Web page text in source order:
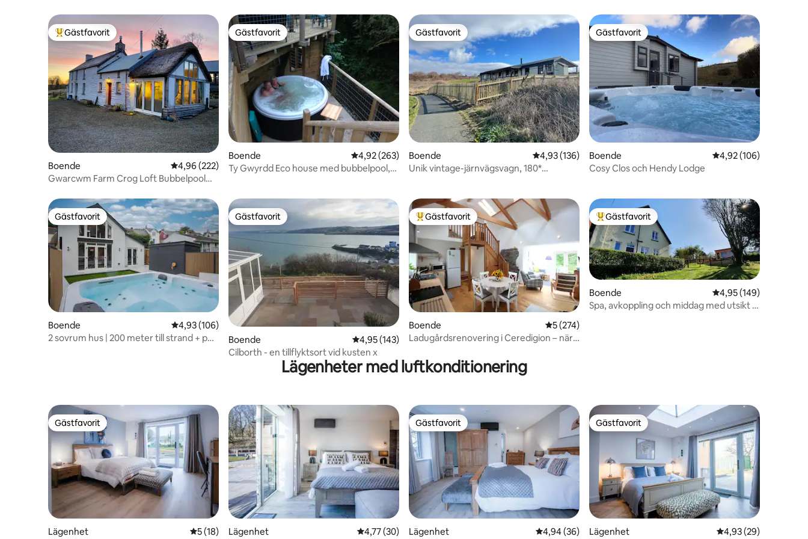
Populär gästfavorit
Gästfavorit
Boende 4,96 av 5 i genomsnittligt betyg, 222 omdömen
4,96 (222)
Gwarcwm Farm Crog Loft Bubbelpool
Gästfavorit
Gästfavorit
Boende 4,92 av 5 i genomsnittligt betyg, 263 omdömen
4,92 (263)
Ty Gwyrdd Eco house med bubbelpool,
Gästfavorit
Gästfavorit
Boende 4,93 av 5 i genomsnittligt betyg, 136 omdömen
4,93 (136)
Unik vintage-järnvägsvagn, 180*
Gästfavorit
Gästfavorit
Boende 4,92 av 5 i
4,92 (106)
Cosy Clos och Hendy Lodge
Gästfavorit
Gästfavorit
Boende 4,93 av 5 i genomsnittligt betyg, 106 omdömen
4,93 (106)
2 sovrum hus | 200 meter till strand + pub
Gästfavorit
Gästfavorit
Boende 4,95 av 5 i genomsnittligt betyg, 143 omdömen
4,95 (143)
Cilborth - en tillflyktsort vid kusten x
Populär gästfavorit
Gästfavorit
Boende 5 av 5 i genomsnittligt betyg, 274 omdömen
5 (274)
Ladugårdsrenovering i Ceredigion – nära
Populär gästfavorit
Gästfavorit
Boende 4,95 av 5 i
4,95 (149)
Spa, avkoppling och middag med utsikt (2
Lägenheter med luftkonditionering
Gästfavorit
Gästfavorit
Lägenhet 5 av 5 i genomsnittligt betyg, 18 omdömen
5 (18)
Lägenhet 4,77 av 5 i genomsnittligt betyg, 30 omdömen
4,77 (30)
Gästfavorit
Gästfavorit
Lägenhet 4,94 av 5 i genomsnittligt betyg, 36 omdömen
4,94 (36)
Gästfavorit
Gästfavorit
Lägenhet 4,93 av 5 i
4,93 (29)